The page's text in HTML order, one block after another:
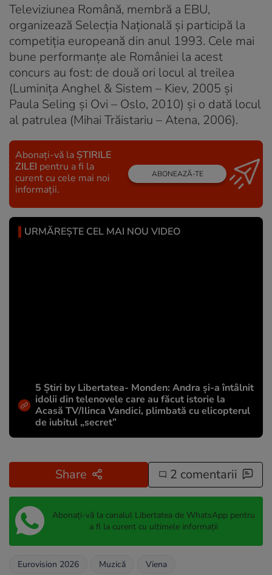
Televiziunea Română, membră a EBU,
organizează Selecția Națională și participă la
competiția europeană din anul 1993. Cele mai
bune performanțe ale României la acest
concurs au fost: de două ori locul al treilea
(Luminița Anghel & Sistem – Kiev, 2005 și
Paula Seling și Ovi – Oslo, 2010) și o dată locul
al patrulea (Mihai Trăistariu – Atena, 2006).
Abonați-vă la ȘTIRILE
ZILEI pentru a fi la
curent cu cele mai noi
informații.
ABONEAZĂ-TE
URMĂREȘTE CEL MAI NOU VIDEO
5 Știri by Libertatea- Monden: Andra și-a întâlnit
idolii din telenovele care au făcut istorie la
Acasă TV/Ilinca Vandici, plimbată cu elicopterul
de iubitul „secret”
Share 2 comentarii
Abonați-vă la canalul Libertatea de WhatsApp pentru
a fi la curent cu ultimele informații
Eurovision 2026 Muzică Viena